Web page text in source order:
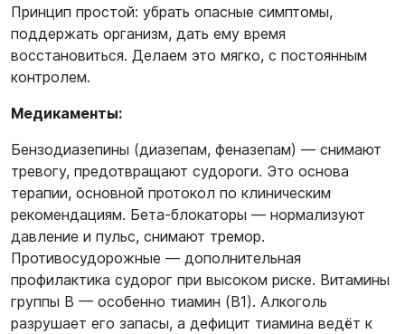
Принцип простой: убрать опасные симптомы,
поддержать организм, дать ему время
восстановиться. Делаем это мягко, с постоянным
контролем.
Медикаменты:
Бензодиазепины (диазепам, феназепам) — снимают
тревогу, предотвращают судороги. Это основа
терапии, основной протокол по клиническим
рекомендациям. Бета-блокаторы — нормализуют
давление и пульс, снимают тремор.
Противосудорожные — дополнительная
профилактика судорог при высоком риске. Витамины
группы B — особенно тиамин (B1). Алкоголь
разрушает его запасы, а дефицит тиамина ведёт к